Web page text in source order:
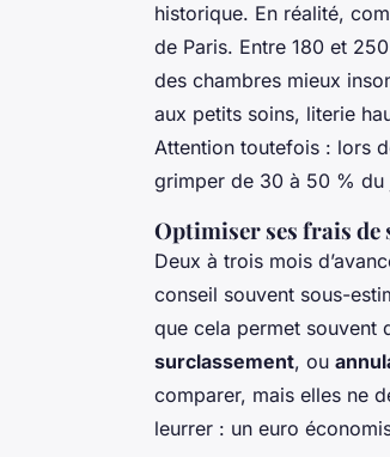
historique. En réalité,
de Paris. Entre 180 et
des chambres mieux
aux petits soins, literie
Attention toutefois : lors
grimper de 30 à 50 % du
Optimiser ses frais de
Deux à trois mois
conseil souvent sous-
que cela permet souvent
surclassement, ou
comparer, mais elles ne
leurrer : un euro